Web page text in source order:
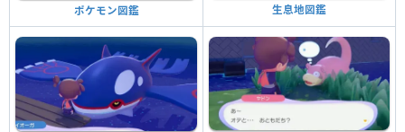
ポケモン図鑑 生息地図鑑